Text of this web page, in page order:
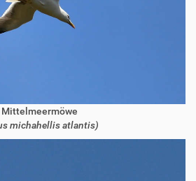
Mittelmeermöwe
michahellis atlantis)